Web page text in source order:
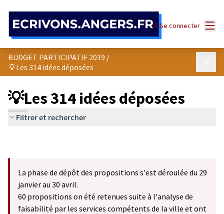
Se connecter
BUDGET PARTICIPATIF 2019 /
💡Les 314 idées déposées
💡Les 314 idées déposées
Filtrer et rechercher
La phase de dépôt des propositions s'est déroulée du 29
janvier au 30 avril.
60 propositions on été retenues suite à l'analyse de
faisabilité par les services compétents de la ville et ont